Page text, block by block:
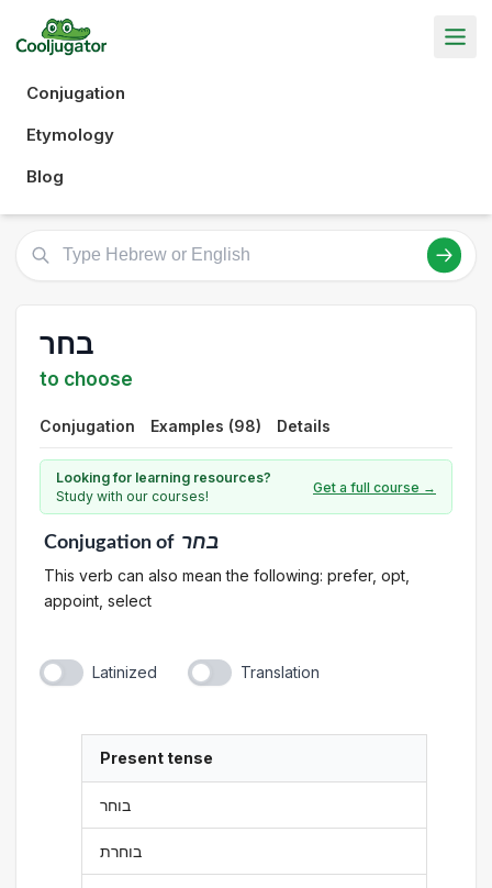
Conjugation
Etymology
Blog
בחר
to choose
Conjugation Examples (98) Details
Looking for learning resources?
Study with our courses!
Get a full course →
Conjugationof בחר
This verb can also mean the following: prefer, opt,
appoint, select
Latinized Translation
Present tense
בוחר
בוחרת